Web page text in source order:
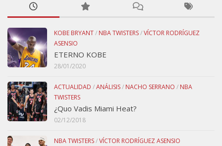
KOBE BRYANT/ NBA TWISTERS/VÍCTOR RODRÍGUEZ
ASENSIO
ETERNO KOBE
28/01/2020
ACTUALIDAD /ANÁLISIS/ NACHO SERRANO / NBA
TWISTERS
¿Quo Vadis Miami Heat?
02/12/2018
NBA TWISTERS/VÍCTOR RODRÍGUEZ ASENSIO